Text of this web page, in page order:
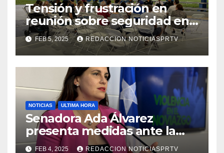
Tensión y frustración en
reunión sobre seguridad en
Reparto Metropolitano
FEB 5, 2025 REDACCION NOTICIASPRTV
NOTICIAS ULTIMA HORA
Senadora Ada Álvarez
presenta medidas ante la
violencia en el noviazgo
FEB 4, 2025 REDACCION NOTICIASPRTV